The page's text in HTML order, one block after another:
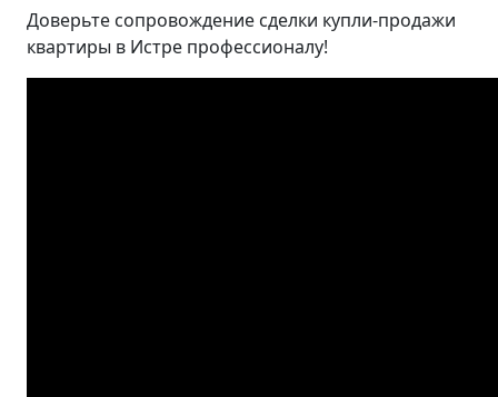
Доверьте сопровождение сделки купли-продажи
квартиры в Истре профессионалу!